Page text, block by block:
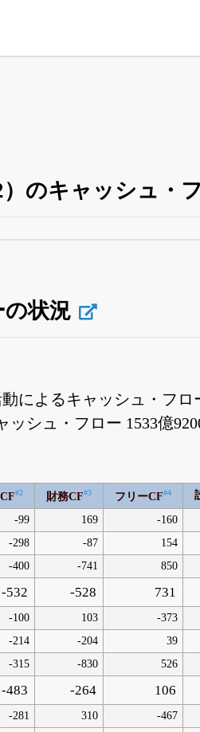
のキャッシュ・
版の先行利用も付きます
状況
によるキャッシュ・フ
ッシュ・フロー 1533億
#2 財務CF#3 フリーCF#4
-99 169 -160
-298 -87 154
-400 -741 850
-532 -528 731
-100 103 -373
-214 -204 39
-315 -830 526
-483 -264 106
-281 310 -467